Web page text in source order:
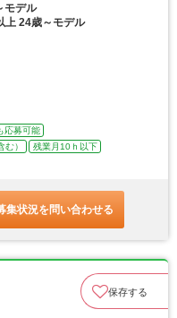
モデル
上 24歳～モデル
応募可能
む）
残業月10ｈ以下
集状況を問い合わせる
保存する